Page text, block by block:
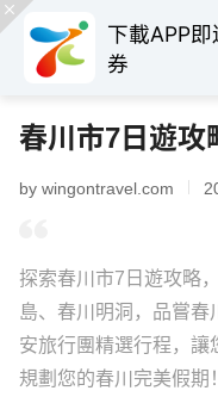
下載APP
券
春川市7日遊攻
by wingontravel.com
探索春川市7日遊攻略
島、春川明洞，品嘗
安旅行團精選行程，讓
規劃您的春川完美假期！